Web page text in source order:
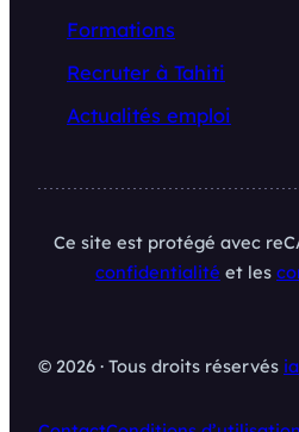
Formations
Recruter à Tahiti
Actualités emploi
Ce site est protégé avec
confidentialité et les
© 2026 · Tous droits réservés